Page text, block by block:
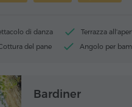
di danza Terrazza
del pane Angolo per
Bardiner